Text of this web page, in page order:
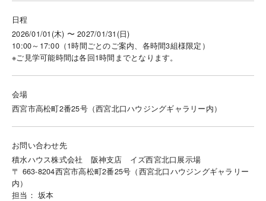
日程
2026/01/01(木) 〜 2027/01/31(日)
10:00～17:00（1時間ごとのご案内、各時間3組様限定）
※ご見学可能時間は各回1時間までとなります。
会場
西宮市高松町2番25号（西宮北口ハウジングギャラリー内）
お問い合わせ先
積水ハウス株式会社 阪神支店 イズ西宮北口展示場
〒 663-8204西宮市高松町2番25号（西宮北口ハウジングギャラリー
内）
担当： 坂本